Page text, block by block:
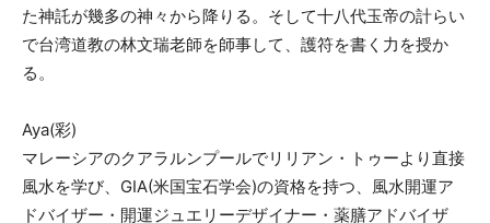
た神託が幾多の神々から降りる。そして十八代玉帝の計らい
で台湾道教の林文瑞老師を師事して、護符を書く力を授か
る。
Aya(彩)
マレーシアのクアラルンプールでリリアン・トゥーより直接
風水を学び、GIA(米国宝石学会)の資格を持つ、風水開運ア
ドバイザー・開運ジュエリーデザイナー・薬膳アドバイザ